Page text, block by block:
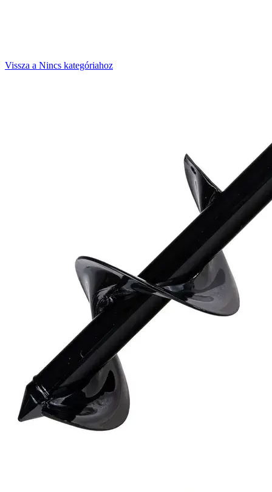
Vissza a Nincs kategóriahoz